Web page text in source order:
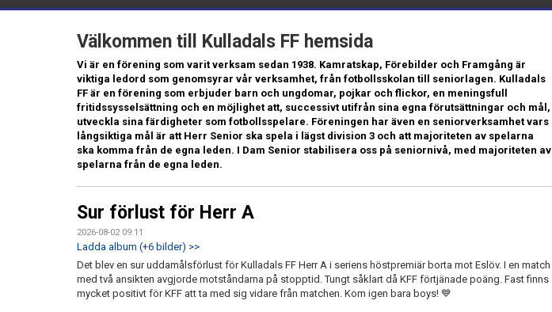
Välkommen till Kulladals FF hemsida
Vi är en förening som varit verksam sedan 1938. Kamratskap, Förebilder och Framgång är
viktiga ledord som genomsyrar vår verksamhet, från fotbollsskolan till seniorlagen. Kulladals
FF är en förening som erbjuder barn och ungdomar, pojkar och flickor, en meningsfull
fritidssysselsättning och en möjlighet att, successivt utifrån sina egna förutsättningar och mål,
utveckla sina färdigheter som fotbollsspelare. Föreningen har även en seniorverksamhet vars
långsiktiga mål är att Herr Senior ska spela i lägst division 3 och att majoriteten av spelarna
ska komma från de egna leden. I Dam Senior stabilisera oss på seniornivå, med majoriteten av
spelarna från de egna leden.
Sur förlust för Herr A
2026-08-02 09:11
Ladda album (+6 bilder) >>
Det blev en sur uddamålsförlust för Kulladals FF Herr A i seriens höstpremiär borta mot Eslöv. I en match
med två ansikten avgjorde motståndarna på stopptid. Tungt såklart då KFF förtjänade poäng. Fast finns
mycket positivt för KFF att ta med sig vidare från matchen. Kom igen bara boys! 💙